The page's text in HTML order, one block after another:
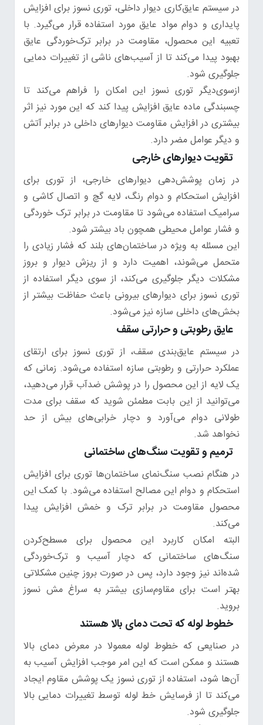
در سیستم عایق‌کاری دیوار داخلی، توری نسوز برای افزایش
پایداری و دوام مواد عایق مورد استفاده قرار می‌گیرد. با
تعبیه این محصول، مقاومت در برابر ترک‌خوردگی عایق
بهبود پیدا می‌کند تا از آسیب‌های ناشی از تغییرات دمایی
جلوگیری شود.
ازسوی‌دیگر توری نسوز این امکان را فراهم می‌کند تا
چسبندگی ماده عایق افزایش پیدا کند که این مورد نیز اثر
بیشتری در افزایش مقاومت دیوارهای داخلی در برابر آتش
و دیگر عوامل مضر دارد.
تقویت دیوارهای خارجی
در زمان پوشش‌دهی دیوارهای خارجی، از توری برای
افزایش استحکام و دوام رنگ، لایه گچ و اتصال کاشی و
سرامیک استفاده می‌شود تا مقاومت در برابر ترک خوردگی
و فشار عوامل محیطی همچون باد بیشتر شود.
این مسئله به ویژه در ساختمان‌های بلند که فشار زیادی را
متحمل می‌شوند، اهمیت دارد و از ریزش دیوار و بروز
مشکلات دیگر جلوگیری می‌کند، از سوی دیگر استفاده از
توری نسوز برای دیوارهای بیرونی باعث حفاظت بیشتر از
بخش‌های داخلی سازه نیز می‌شود.
عایق رطوبتی و حرارتی سقف
در سیستم عایق‌بندی سقف، از توری نسوز برای ارتقای
عملکرد حرارتی و رطوبتی سازه استفاده می‌شود. زمانی که
یک لایه از این محصول را در پوشش ضدآب قرار می‌دهید،
می‌توانید از این بابت مطمئن شوید که سقف برای مدت
طولانی دوام می‌آورد و دچار خرابی‌های بیش از حد
نخواهد شد.
ترمیم و تقویت سنگ‌های ساختمانی
در هنگام نصب سنگ‌نمای ساختمان‌ها توری برای افزایش
استحکام و دوام این مصالح استفاده می‌شود. با کمک این
محصول مقاومت در برابر ترک و خمش افزایش پیدا
می‌کند.
البته امکان کاربرد این محصول برای مسطح‌کردن
سنگ‌های ساختمانی که دچار آسیب و ترک‌خوردگی
شده‌اند نیز وجود دارد، پس در صورت بروز چنین مشکلاتی
بهتر است برای مقاوم‌سازی بیشتر به سراغ مش نسوز
بروید.
خطوط لوله که تحت دمای بالا هستند
در صنایعی که خطوط لوله معمولا در معرض دمای بالا
هستند و ممکن است که این امر موجب افزایش آسیب به
آن‌ها شود، استفاده از توری نسوز یک پوشش مقاوم ایجاد
می‌کند تا از فرسایش خط لوله توسط تغییرات دمایی بالا
جلوگیری شود.